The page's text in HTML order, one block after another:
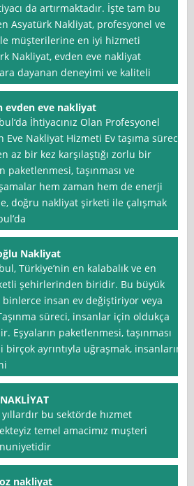
da artırmaktadır. İşte tam bu
Asyatürk Nakliyat, profesyonel ve
müşterilerine en iyi hizmeti
Nakliyat, evden eve nakliyat
dayanan deneyimi ve kaliteli
evden eve nakliyat
İhtiyacınız Olan Profesyonel
Eve Nakliyat Hizmeti Ev taşıma süreci,
az bir kez karşılaştığı zorlu bir
paketlenmesi, taşınması ve
hem zaman hem de enerji
doğru nakliyat şirketi ile çalışmak
Nakliyat
Türkiye’nin en kalabalık ve en
şehirlerinden biridir. Bu büyük
insan ev değiştiriyor veya
süreci, insanlar için oldukça
Eşyaların paketlenmesi, taşınması
ayrıntıyla uğraşmak, insanların
bu sektörde hızmet
temel amacimız muşteri
nakliyat